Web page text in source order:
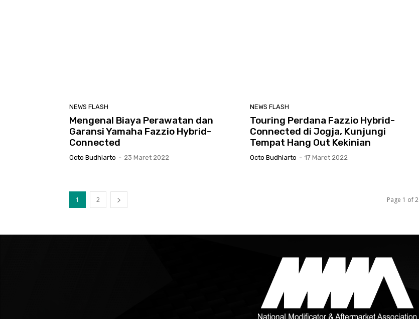
NEWS FLASH
Mengenal Biaya Perawatan dan
Garansi Yamaha Fazzio Hybrid-
Connected
Octo Budhiarto - 23 Maret 2022
NEWS FLASH
Touring Perdana Fazzio Hybrid-
Connected di Jogja, Kunjungi
Tempat Hang Out Kekinian
Octo Budhiarto - 17 Maret 2022
1 2 Page 1 of 2